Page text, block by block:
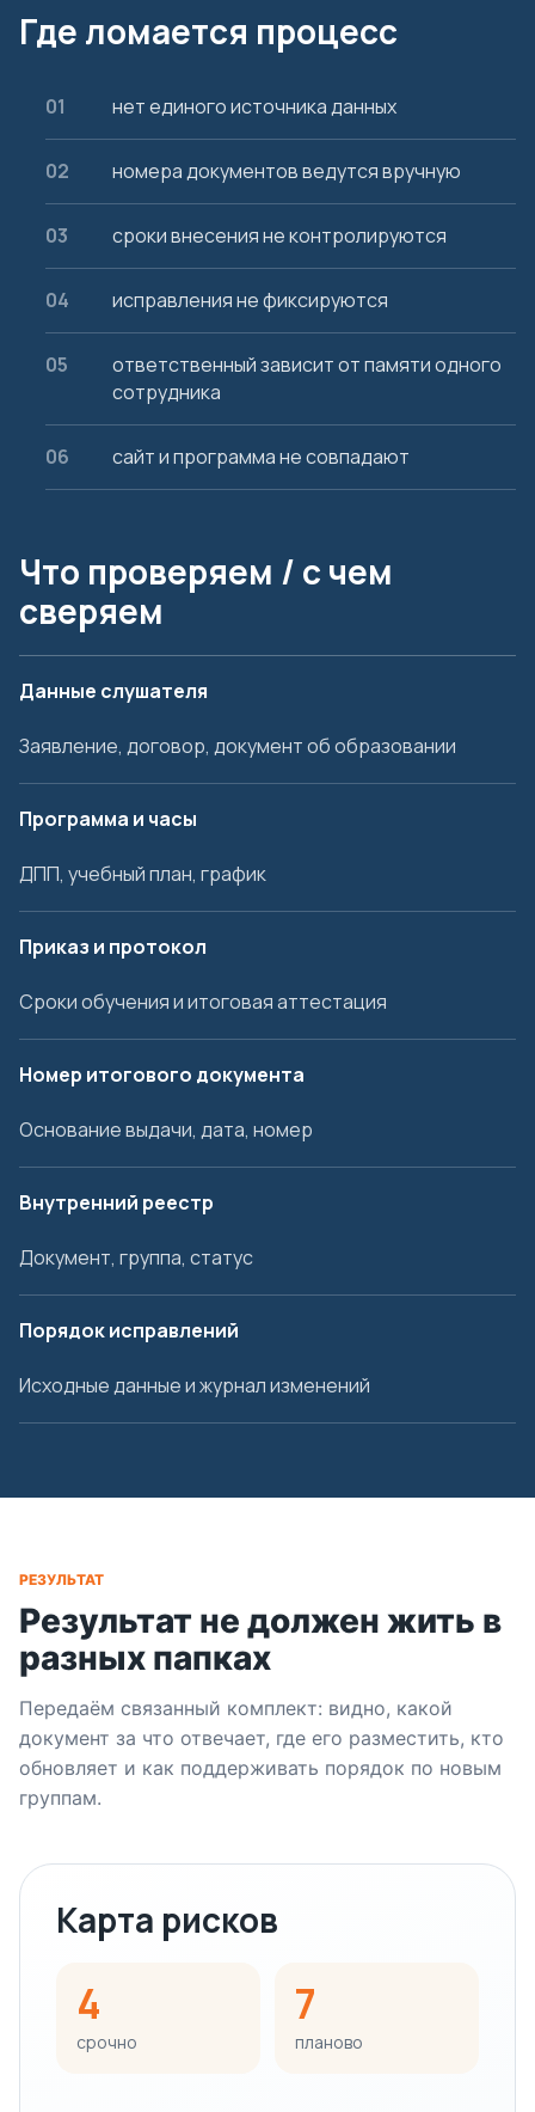
Где ломается процесс
нет единого источника данных
номера документов ведутся вручную
сроки внесения не контролируются
исправления не фиксируются
ответственный зависит от памяти одного
сотрудника
сайт и программа не совпадают
Что проверяем / с чем
сверяем
Данные слушателя
Заявление, договор, документ об образовании
Программа и часы
ДПП, учебный план, график
Приказ и протокол
Сроки обучения и итоговая аттестация
Номер итогового документа
Основание выдачи, дата, номер
Внутренний реестр
Документ, группа, статус
Порядок исправлений
Исходные данные и журнал изменений
РЕЗУЛЬТАТ
Результат не должен жить в
разных папках
Передаём связанный комплект: видно, какой
документ за что отвечает, где его разместить, кто
обновляет и как поддерживать порядок по новым
группам.
Карта рисков
4
срочно
7
планово